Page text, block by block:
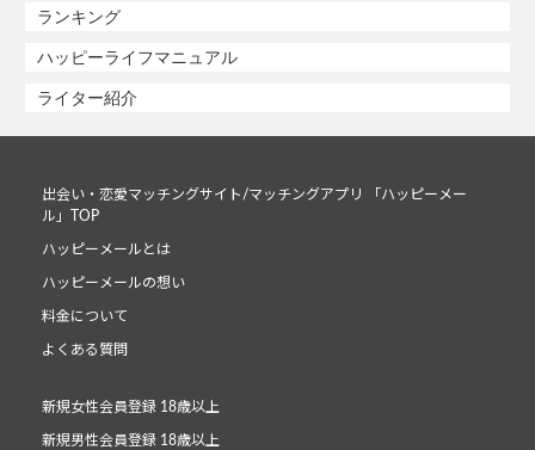
ランキング
ハッピーライフマニュアル
ライター紹介
出会い・恋愛マッチングサイト/マッチングアプリ 「ハッピーメー
ル」TOP
ハッピーメールとは
ハッピーメールの想い
料金について
よくある質問
新規女性会員登録 18歳以上
新規男性会員登録 18歳以上